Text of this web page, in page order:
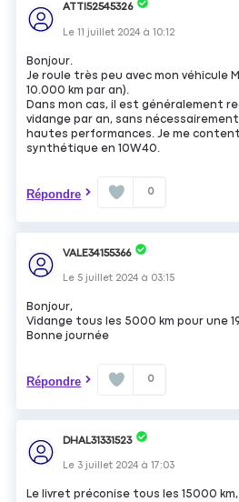
ATTI52545326
Le11 juillet 2024 à10:12
Bonjour.
Je roule très peu avec mon véhicule
10.000 km par an).
Dans mon cas, il est généralement
vidange par an, sans
hautes performances. Je me
synthétique en 10W40.
Répondre 0
VALE34155366
Le 5 juillet 2024 à 03:15
Bonjour,
Vidange tous les 5000 km pour une
Bonne journée
Répondre 0
DHAL31331523
Le 3 juillet 2024 à17:03
Le livret préconise tous les 15000